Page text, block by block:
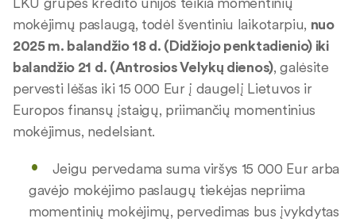
mokėjimų paslaugą, todėl šventiniu laikotarpiu, nuo
2025 m. balandžio 18 d. (Didžiojo penktadienio) iki
balandžio 21 d. (Antrosios Velykų dienos), galėsite
pervesti lėšas iki 15 000 Eur į daugelį Lietuvos ir
Europos finansų įstaigų, priimančių momentinius
mokėjimus, nedelsiant.
Jeigu pervedama suma viršys 15 000 Eur arba
gavėjo mokėjimo paslaugų tiekėjas nepriima
momentinių mokėjimų, pervedimas bus įvykdytas